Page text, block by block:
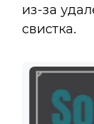
из-за
свистка.